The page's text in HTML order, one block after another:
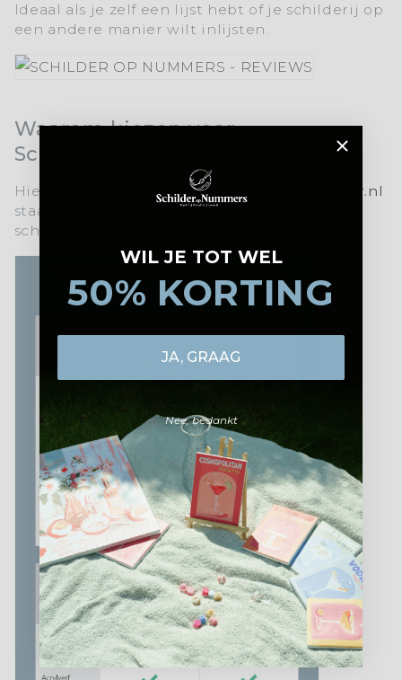
Ideaal als je zelf een lijst hebt of je schilderij op
een andere manier wilt inlijsten.
Waarom kiezen voor
SchilderOpNr.nl?
Hier is een korte uitleg waarom
schilperopnr.nl
staat voor topkwaliteit en een unieke
schilderervaring:
WIL JE TOT WEL
50% KORTING
JA, GRAAG
Nee, bedankt